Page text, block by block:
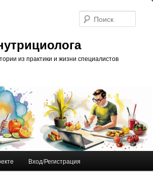
из практики и жизни специалистов
Вход/Регистрация